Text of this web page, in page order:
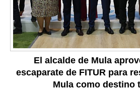
El alcalde de Mula
escaparate de FITUR para
Mula como destino